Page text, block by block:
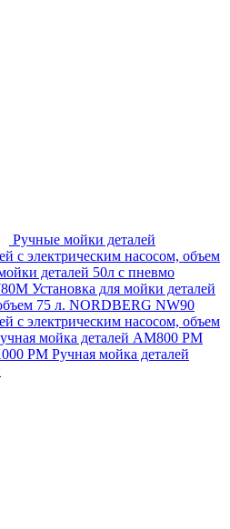
Ручные мойки деталей
с электрическим насосом, объем
деталей 50л с пневмо
Установка для мойки деталей
75 л. NORDBERG NW90
с электрическим насосом, объем
мойка деталей АМ800 РМ
РМ Ручная мойка деталей